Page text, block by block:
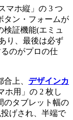
マホ縦」の 3 つ
タン・フォームが
証機能(エミュ
り、最後は必ず
のがプロの仕
上、 デザインカ
ホ用」の 2 枚し
のタブレット幅の
げされ、半端で